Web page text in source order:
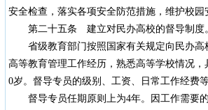
安全检查，落实各项安全防范措施，维护校园
第二十五条 建立对民办高校的督导制度。
省级教育部门按照国家有关规定向民办高
高等教育管理工作经历，熟悉高等学校情况
0岁。督导专员的级别、工资、日常工作经费
督导专员任期原则上为4年。因工作需要